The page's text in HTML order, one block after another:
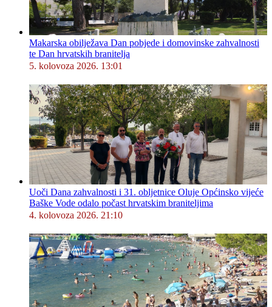
Makarska obilježava Dan pobjede i domovinske zahvalnosti
te Dan hrvatskih branitelja
5. kolovoza 2026. 13:01
Uoči Dana zahvalnosti i 31. obljetnice Oluje Općinsko vijeće
Baške Vode odalo počast hrvatskim braniteljima
4. kolovoza 2026. 21:10